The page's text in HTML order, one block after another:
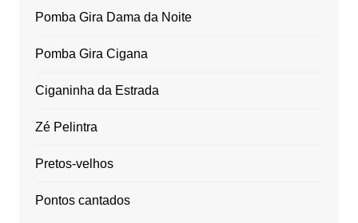
Pomba Gira Dama da Noite
Pomba Gira Cigana
Ciganinha da Estrada
Zé Pelintra
Pretos-velhos
Pontos cantados